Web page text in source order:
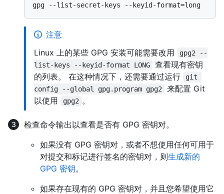
注意
Linux 上的某些 GPG 安装可能需要改用
gpg2 --
list-keys --keyid-format LONG
查看现有密钥
的列表。 在这种情况下，还需要通过运行
git
config --global gpg.program gpg2
来配置 Git
以使用
gpg2 。
检查命令输出以查看是否有 GPG 密钥对。
如果没有 GPG 密钥对，或者不想使用任何可用于
对提交和标记进行签名的密钥对，则生成新的
GPG 密钥。
如果存在现有的 GPG 密钥对，并且您希望使用它